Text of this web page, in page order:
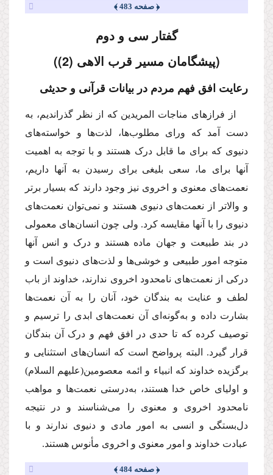
﴿ صفحه 483 ﴾
گفتار سی و دوم
(پیشگامان مسیر قرب الاهی (2))
رعایت افق فهم مردم در بیانات قرآنی و حدیثی
از فرازهای مناجات المریدین که از نظر گذراندیم، به
دست آمد که ورای مطلوب‌ها، لذت‌ها و خواسته‌های
دنیوی که برای ما قابل درک هستند و با توجه به اهمیت
آنها برای ما، سعی بلیغی برای رسیدن به آنها داریم،
نعمت‌های معنوی و اخروی نیز وجود دارند که بسیار برتر
و والاتر از نعمت‌های دنیوی هستند و نمی‌توان نعمت‌های
دنیوی را با آنها مقایسه کرد. ولی چون انسان‌های معمولی
در بند طبیعت و جهان ماده هستند و درک و انس آنها
متوجه امور طبیعی و خوشی‌ها و لذت‌های دنیوی ‌است و
درکی از نعمت‌های نامحدود اخروی ندارند، خداوند از باب
لطف و عنایت به بندگان خود، آنان را به آن نعمت‌ها
بشارت داده و به‌گونه‌ای آن نعمت‌های ابدی را ترسیم و
توصیف کرده که تا حدی در افق فهم و درک آن بندگان
قرار گیرد. البته پرواضح است که انسان‌های استثنایی و
برگزیده خداوند که انبیاء و ائمه معصومین(علیهم السلام)
و اولیای خاص خدا هستند، به‌درستی نعمت‌ها و مواهب‌
نامحدود اخروی و معنوی را می‌شناسند و در نتیجه
دل‌بستگی و انسی به امور مادی و دنیوی ندارند و با
عبادت خداوند و امور معنوی و اخروی مأنوس هستند.
﴿ صفحه 484 ﴾